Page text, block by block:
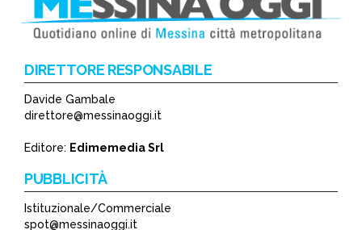
*
DIRETTORE RESPONSABILE
Davide Gambale
direttore@messinaoggi.it
Editore: Edimemedia Srl
PUBBLICITÀ
Istituzionale/Commerciale
spot@messinaoggi.it